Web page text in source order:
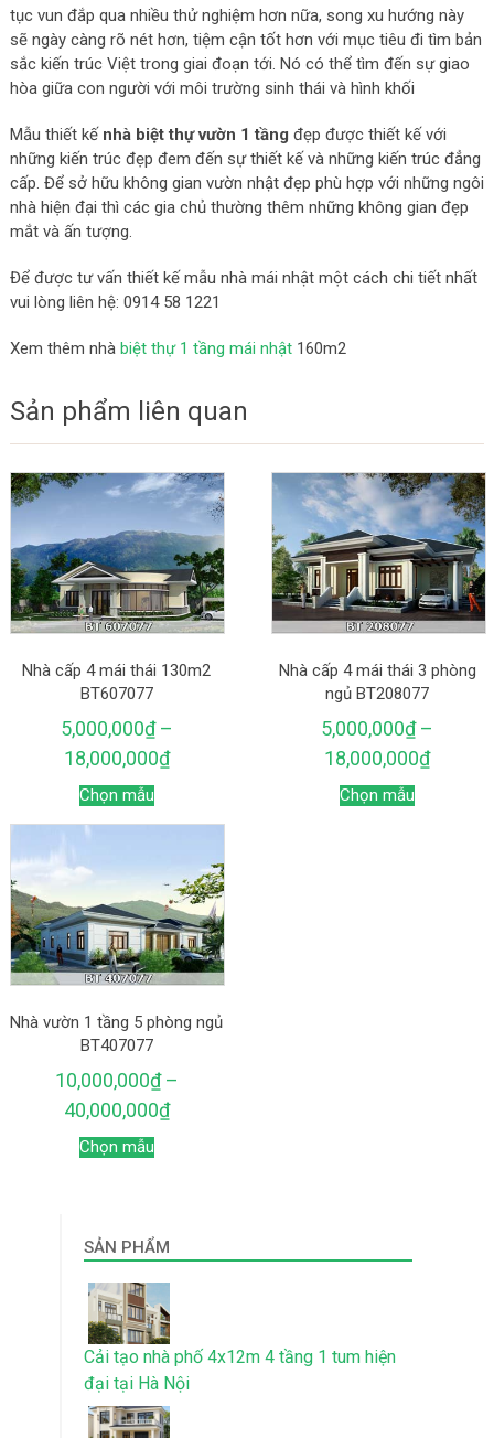
tục vun đắp qua nhiều thử nghiệm hơn nữa, song xu hướng này
sẽ ngày càng rõ nét hơn, tiệm cận tốt hơn với mục tiêu đi tìm bản
sắc kiến trúc Việt trong giai đoạn tới. Nó có thể tìm đến sự giao
hòa giữa con người với môi trường sinh thái và hình khối
Mẫu thiết kế nhà biệt thự vườn 1 tầng đẹp được thiết kế với
những kiến trúc đẹp đem đến sự thiết kế và những kiến trúc đẳng
cấp. Để sở hữu không gian vườn nhật đẹp phù hợp với những ngôi
nhà hiện đại thì các gia chủ thường thêm những không gian đẹp
mắt và ấn tượng.
Để được tư vấn thiết kế mẫu nhà mái nhật một cách chi tiết nhất
vui lòng liên hệ: 0914 58 1221
Xem thêm nhà biệt thự 1 tầng mái nhật160m2
Sản phẩm liên quan
Nhà cấp 4 mái thái 130m2
BT607077
5,000,000₫ –
18,000,000₫
Chọn mẫu
Nhà cấp 4 mái thái 3 phòng
ngủ BT208077
5,000,000₫ –
18,000,000₫
Chọn mẫu
Nhà vườn 1 tầng 5 phòng ngủ
BT407077
10,000,000₫ –
40,000,000₫
Chọn mẫu
SẢN PHẨM
Cải tạo nhà phố 4x12m 4 tầng 1 tum hiện
đại tại Hà Nội